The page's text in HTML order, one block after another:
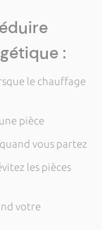
:
le chauffage
pièce
vous partez
les pièces
votre